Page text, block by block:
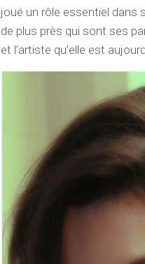
joué un rôle essentiel dans
de plus près qui sont ses
et l’artiste qu’elle est